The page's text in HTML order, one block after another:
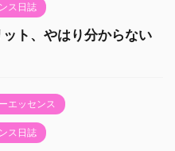
ス日誌
ト、やはり分からない
エッセンス
ス日誌